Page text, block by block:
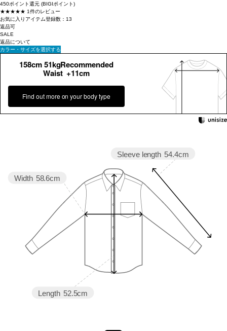
450ポイント還元 (BIGIポイント)
★★★★★ 1件のレビュー
お気に入りアイテム登録数： 13
返品可
SALE
返品について
カラー・サイズを選択する
158cm 51kgRecommended
Waist +11cm
Find out more on your body type
Sleeve length 54.4cm
Length 52.5cm
Width 58.6cm